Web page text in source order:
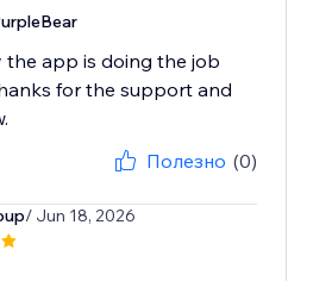
the app is doing the job
for the support and
Полезно (0)
/ Jun 18, 2026